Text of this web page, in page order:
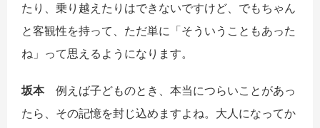
たり、乗り越えたりはできないですけど、でもちゃん
と客観性を持って、ただ単に「そういうこともあった
ね」って思えるようになります。
坂本例えば子どものとき、本当につらいことがあっ
たら、その記憶を封じ込めますよね。大人になってか